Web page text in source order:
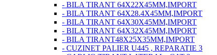
- BILA TIRANT 64X22X45MM,IMPORT
- BILA TIRANT 64X28.4X45MM,IMPORT
- BILA TIRANT 64X30X45MM,IMPORT
- BILA TIRANT 64X32X45MM,IMPORT
- BILA TIRANT48X25X35MM,IMPORT
- CUZINET PALIER U445 , REPARATIE 3